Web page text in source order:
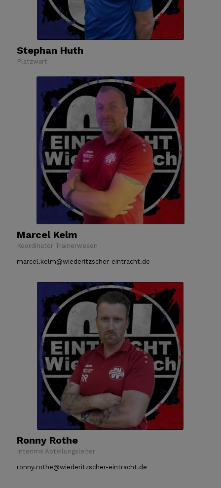
Stephan Huth
Platzwart
Marcel Kelm
Koordinator Trainerwesen
marcel.kelm@wiederitzscher-eintracht.de
Ronny Rothe
Interims Abteilungsleiter
ronny.rothe@wiederitzscher-eintracht.de